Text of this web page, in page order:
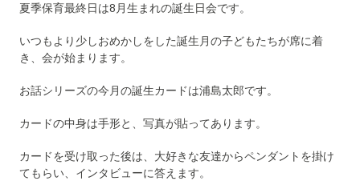
夏季保育最終日は8月生まれの誕生日会です。
いつもより少しおめかしをした誕生月の子どもたちが席に着
き、会が始まります。
お話シリーズの今月の誕生カードは浦島太郎です。
カードの中身は手形と、写真が貼ってあります。
カードを受け取った後は、大好きな友達からペンダントを掛け
てもらい、インタビューに答えます。